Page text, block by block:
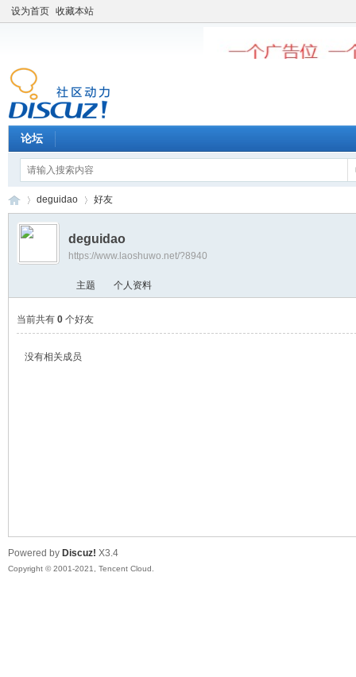
设为首页 收藏本站
论坛
›
deguidao 好友
deguidao
https://www.laoshuwo.net/?8940
主题 个人资料
当前共有 0个好友
没有相关成员
Powered by Discuz! X3.4
Copyright © 2001-2021, Tencent Cloud.